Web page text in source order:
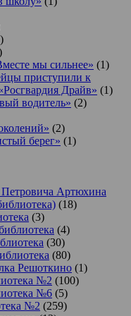
мы сильнее» (1)
приступили к
Драйв» (1)
водитель» (2)
(2)
берег» (1)
Артюхина
(18)
(3)
(4)
(30)
(80)
Решоткино (1)
№2 (100)
№6 (5)
№2 (259)